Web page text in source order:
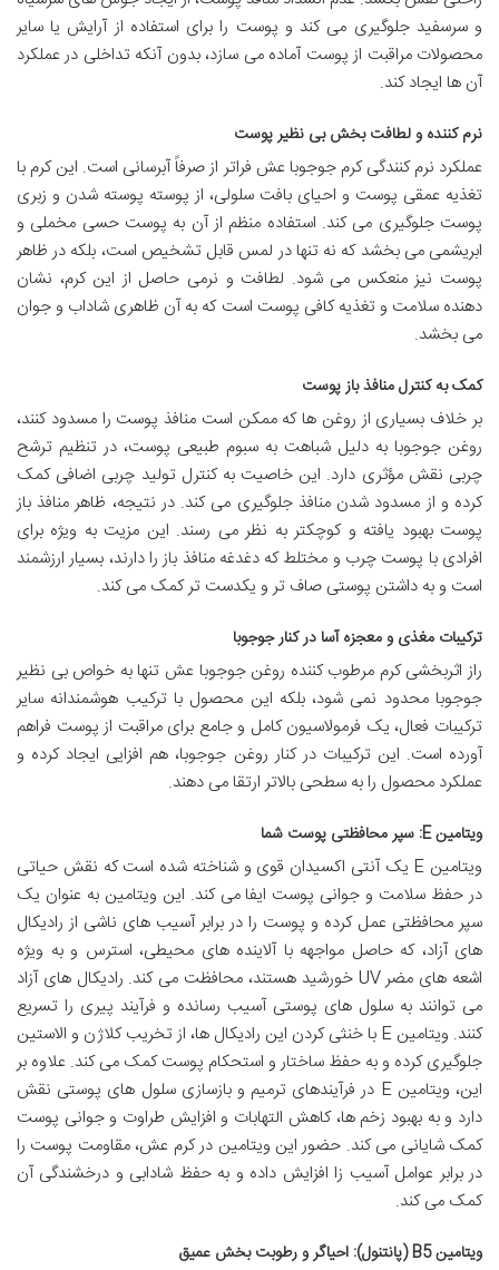
و سرسفید جلوگیری می کند و پوست را برای استفاده از آرایش یا سایر
محصولات مراقبت از پوست آماده می سازد، بدون آنکه تداخلی در عملکرد
آن ها ایجاد کند.
نرم کننده و لطافت بخش بی نظیر پوست
عملکرد نرم کنندگی کرم جوجوبا عش فراتر از صرفاً آبرسانی است. این کرم با
تغذیه عمقی پوست و احیای بافت سلولی، از پوسته پوسته شدن و زبری
پوست جلوگیری می کند. استفاده منظم از آن به پوست حسی مخملی و
ابریشمی می بخشد که نه تنها در لمس قابل تشخیص است، بلکه در ظاهر
پوست نیز منعکس می شود. لطافت و نرمی حاصل از این کرم، نشان
دهنده سلامت و تغذیه کافی پوست است که به آن ظاهری شاداب و جوان
می بخشد.
کمک به کنترل منافذ باز پوست
بر خلاف بسیاری از روغن ها که ممکن است منافذ پوست را مسدود کنند،
روغن جوجوبا به دلیل شباهت به سبوم طبیعی پوست، در تنظیم ترشح
چربی نقش مؤثری دارد. این خاصیت به کنترل تولید چربی اضافی کمک
کرده و از مسدود شدن منافذ جلوگیری می کند. در نتیجه، ظاهر منافذ باز
پوست بهبود یافته و کوچکتر به نظر می رسند. این مزیت به ویژه برای
افرادی با پوست چرب و مختلط که دغدغه منافذ باز را دارند، بسیار ارزشمند
است و به داشتن پوستی صاف تر و یکدست تر کمک می کند.
ترکیبات مغذی و معجزه آسا در کنار جوجوبا
راز اثربخشی کرم مرطوب کننده روغن جوجوبا عش تنها به خواص بی نظیر
جوجوبا محدود نمی شود، بلکه این محصول با ترکیب هوشمندانه سایر
ترکیبات فعال، یک فرمولاسیون کامل و جامع برای مراقبت از پوست فراهم
آورده است. این ترکیبات در کنار روغن جوجوبا، هم افزایی ایجاد کرده و
عملکرد محصول را به سطحی بالاتر ارتقا می دهند.
ویتامین E: سپر محافظتی پوست شما
ویتامین E یک آنتی اکسیدان قوی و شناخته شده است که نقش حیاتی
در حفظ سلامت و جوانی پوست ایفا می کند. این ویتامین به عنوان یک
سپر محافظتی عمل کرده و پوست را در برابر آسیب های ناشی از رادیکال
های آزاد، که حاصل مواجهه با آلاینده های محیطی، استرس و به ویژه
اشعه های مضر UV خورشید هستند، محافظت می کند. رادیکال های آزاد
می توانند به سلول های پوستی آسیب رسانده و فرآیند پیری را تسریع
کنند. ویتامین E با خنثی کردن این رادیکال ها، از تخریب کلاژن و الاستین
جلوگیری کرده و به حفظ ساختار و استحکام پوست کمک می کند. علاوه بر
این، ویتامین E در فرآیندهای ترمیم و بازسازی سلول های پوستی نقش
دارد و به بهبود زخم ها، کاهش التهابات و افزایش طراوت و جوانی پوست
کمک شایانی می کند. حضور این ویتامین در کرم عش، مقاومت پوست را
در برابر عوامل آسیب زا افزایش داده و به حفظ شادابی و درخشندگی آن
کمک می کند.
ویتامین B5 (پانتنول): احیاگر و رطوبت بخش عمیق